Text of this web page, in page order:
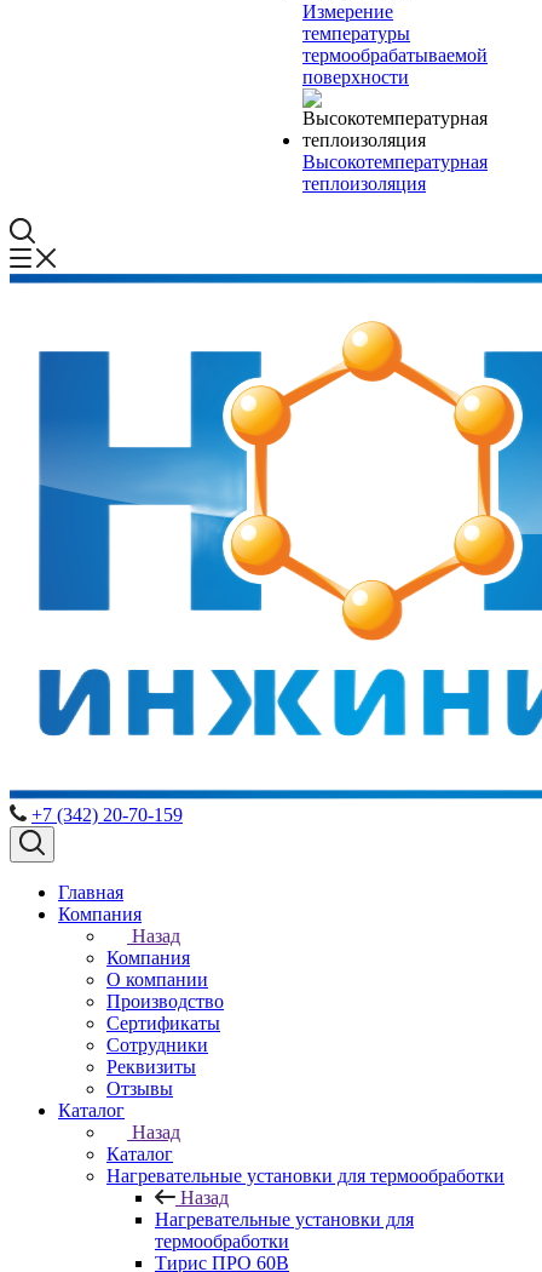
Измерение
температуры
термообрабатываемой
поверхности
Высокотемпературная
теплоизоляция
+7 (342) 20-70-159
Главная
Компания
Назад
Компания
О компании
Производство
Сертификаты
Сотрудники
Реквизиты
Отзывы
Каталог
Назад
Каталог
Нагревательные установки для термообработки
Назад
Нагревательные установки для
термообработки
Тирис ПРО 60В